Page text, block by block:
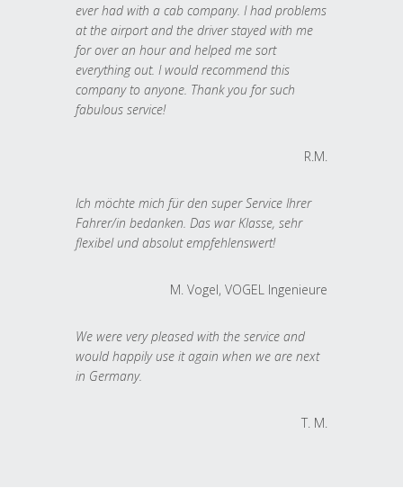
ever had with a cab company. I had problems
at the airport and the driver stayed with me
for over an hour and helped me sort
everything out. I would recommend this
company to anyone. Thank you for such
fabulous service!
R.M.
Ich möchte mich für den super Service Ihrer
Fahrer/in bedanken. Das war Klasse, sehr
flexibel und absolut empfehlenswert!
M. Vogel, VOGEL Ingenieure
We were very pleased with the service and
would happily use it again when we are next
in Germany.
T. M.